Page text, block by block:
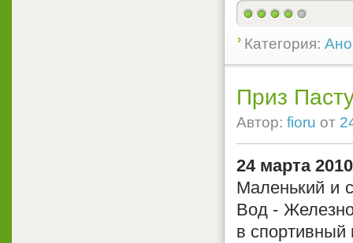
Категория:
Приз
Автор: fioru от
24 марта
Маленький и
Вод -
в спортивный